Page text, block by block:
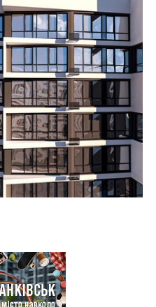
36 корпусі ЖР
стрімко дорожчають:
квадратний метр
«єОселею» дешевше
охочих купити
компанії з групи
1 липня: як дізнатися
кошти
на Прикарпатті
тренди 2026